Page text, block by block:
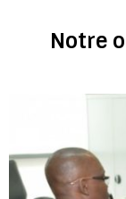
Notre